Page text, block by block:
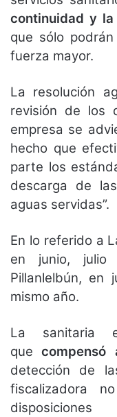
continuidad y
que sólo
fuerza mayor.
La resolución
revisión de los
empresa se
hecho que
parte los
descarga de
aguas servidas”.
En lo referido a
en junio,
Pillanlelbún, en
mismo año.
La sanitaria
quecompensó
detección de
fiscalizadora